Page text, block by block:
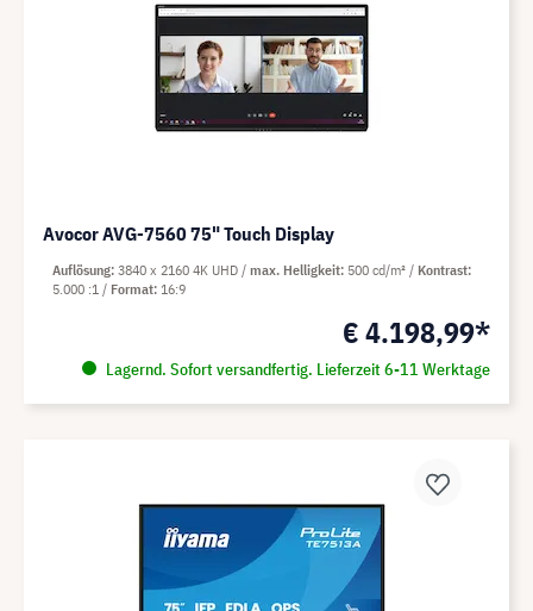
Avocor AVG-7560 75" Touch Display
€ 4.198,99*
Lagernd. Sofort versandfertig. Lieferzeit 6-11 Werktage
Auflösung 3840 x 2160 4K UHD max. Helligkeit 500 cd/m²
Kontrast
5.000 :1
Format 16:9